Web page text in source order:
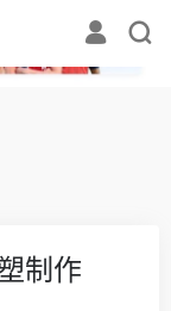
✕
制作